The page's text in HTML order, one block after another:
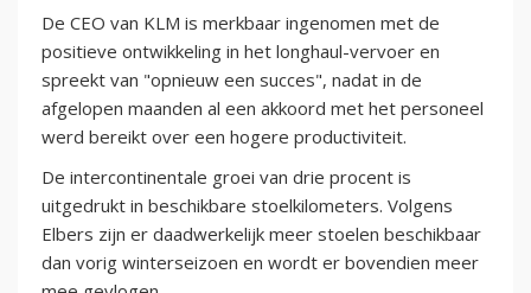
De CEO van KLM is merkbaar ingenomen met de
positieve ontwikkeling in het longhaul-vervoer en
spreekt van "opnieuw een succes", nadat in de
afgelopen maanden al een akkoord met het personeel
werd bereikt over een hogere productiviteit.
De intercontinentale groei van drie procent is
uitgedrukt in beschikbare stoelkilometers. Volgens
Elbers zijn er daadwerkelijk meer stoelen beschikbaar
dan vorig winterseizoen en wordt er bovendien meer